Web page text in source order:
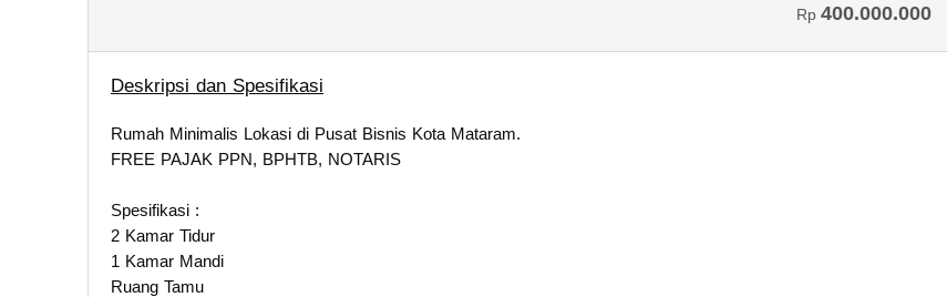
Rp 400.000.000
Deskripsi dan Spesifikasi
Rumah Minimalis Lokasi di Pusat Bisnis Kota Mataram.
FREE PAJAK PPN, BPHTB, NOTARIS
Spesifikasi :
2 Kamar Tidur
1 Kamar Mandi
Ruang Tamu